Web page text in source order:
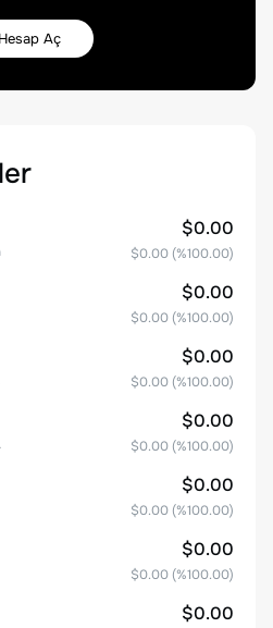
Hesap Aç
$0.00
$0.00 (%100.00)
$0.00
$0.00 (%100.00)
$0.00
$0.00 (%100.00)
$0.00
$0.00 (%100.00)
$0.00
$0.00 (%100.00)
$0.00
$0.00 (%100.00)
$0.00